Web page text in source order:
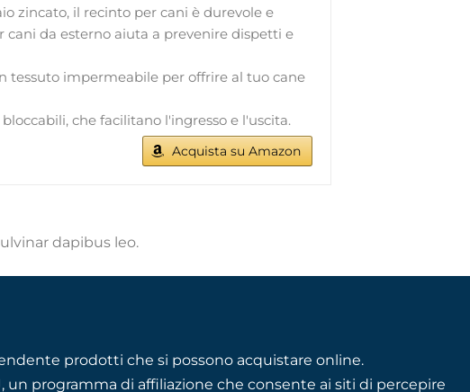
zincato, il recinto per cani è durevole e
cani da esterno aiuta a prevenire dispetti e
tessuto impermeabile per offrire al tuo cane
che facilitano l'ingresso e l'uscita.
Acquista su Amazon
dapibus leo.
prodotti che si possono acquistare online.
un programma di affiliazione che consente ai siti di percepire